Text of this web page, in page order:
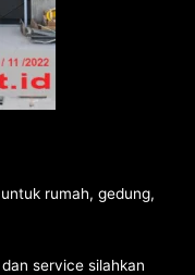
rumah, gedung,
service silahkan